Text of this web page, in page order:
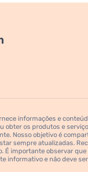
informações e
obter os produtos e
Nosso objetivo é
sempre atualizadas.
É importante observar
informativo e não deve